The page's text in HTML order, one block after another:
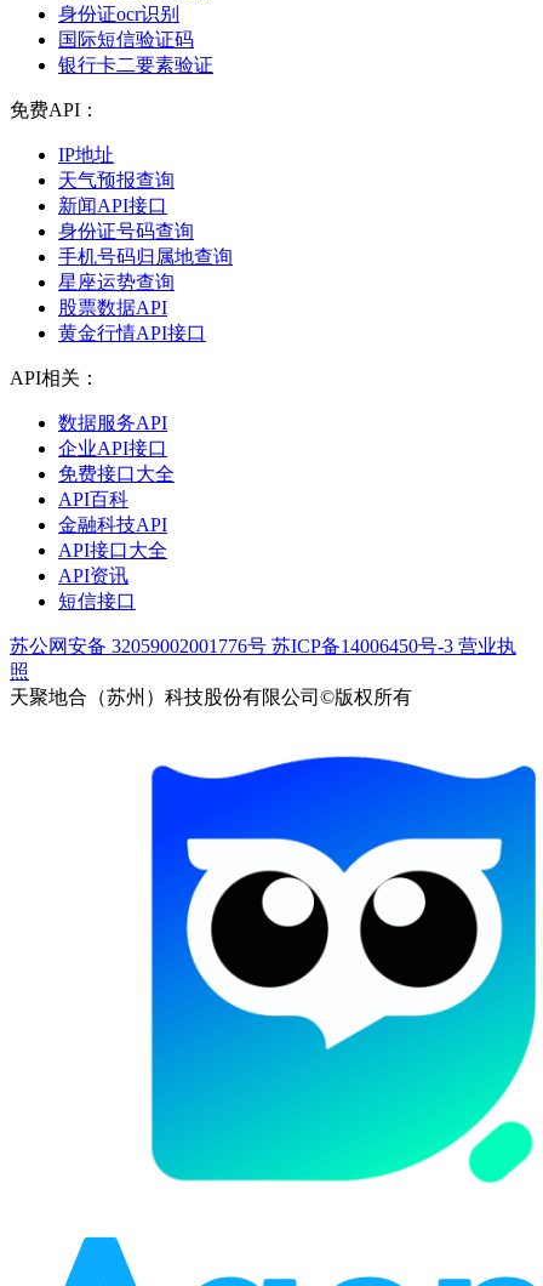
身份证ocr识别
国际短信验证码
银行卡二要素验证
免费API：
IP地址
天气预报查询
新闻API接口
身份证号码查询
手机号码归属地查询
星座运势查询
股票数据API
黄金行情API接口
API相关：
数据服务API
企业API接口
免费接口大全
API百科
金融科技API
API接口大全
API资讯
短信接口
苏公网安备 32059002001776号 苏ICP备14006450号-3 营业执
照
天聚地合（苏州）科技股份有限公司©版权所有